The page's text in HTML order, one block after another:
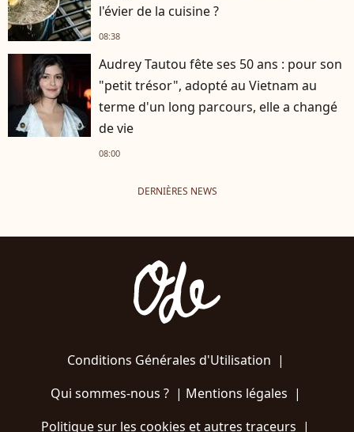
l'évier de la cuisine ?
08:38
Audrey Tautou fête ses 50 ans : pour son
"petit trésor", adopté au Vietnam au
terme d'un long parcours, elle a changé
de vie
08:00
DERNIÈRES NEWS
Conditions Générales d'Utilisation |
Qui sommes-nous ?| Mentions légales |
Politique sur les cookies et autres traceurs |